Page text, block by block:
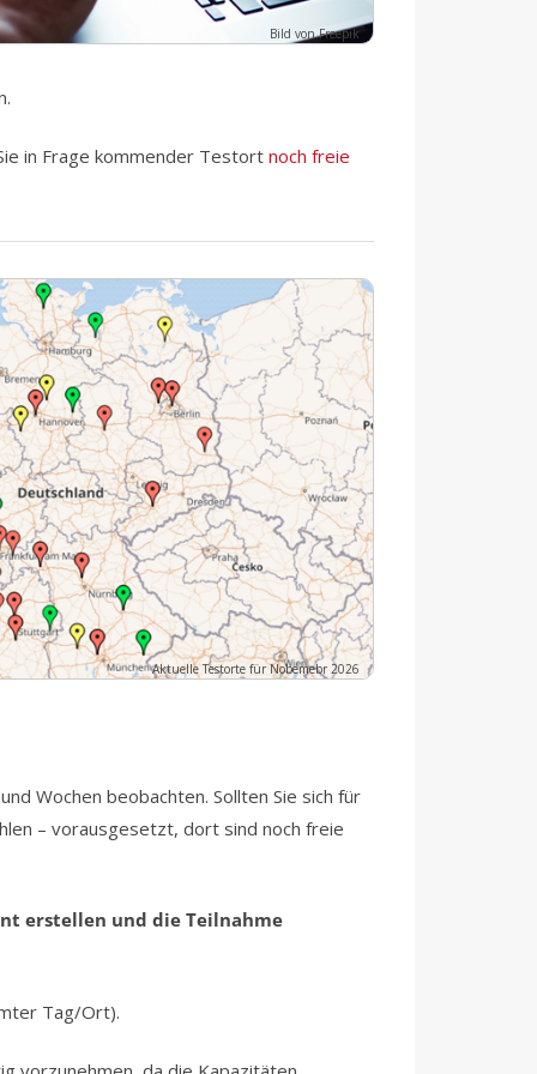
Bild von Freepik
in Frage kommender Testortnoch freie
Aktuelle Testorte für Nobemebr 2026
Wochen beobachten. Sollten Sie sich für
– vorausgesetzt, dort sind noch freie
erstellen und die Teilnahme
Tag/Ort).